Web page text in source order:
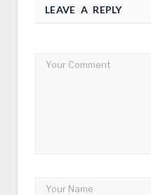
LEAVE A REPLY